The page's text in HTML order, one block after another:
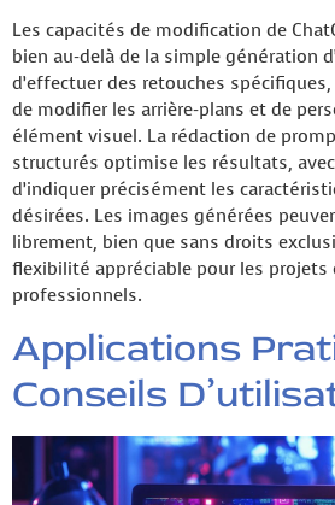
Les capacités de modification de
bien au-delà de la simple génération
d’effectuer des retouches
de modifier les arrière-plans et de
élément visuel. La rédaction de
structurés optimise les résultats,
d’indiquer précisément les
désirées. Les images générées
librement, bien que sans droits
flexibilité appréciable pour les projets
professionnels.
Applications
Conseils